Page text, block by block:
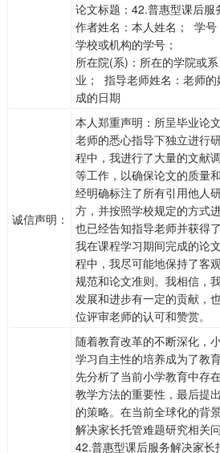
论文标题：42.普惠型课后
作者姓名：本人姓名； 学
学校或机构的学号；
所在院(系)：所在的学院或
业； 指导老师姓名：老师
成的日期
诚信声明：
本人郑重声明：所呈毕业论
老师的悉心指导下独立进行
程中，我进行了大量的文献
等工作，以确保论文的质量
经明确标注了所有引用他人
方，并按照学校规定的方式
也已经告知指导老师并获得
我在课程学习期间完成的论
程中，我尽可能地保持了客
规范和论文准则。我相信，
发展和进步有一定的贡献，
位评审老师的认可和赞赏。
随着教育改革的不断深化，
学习自主性的培养成为了教
先分析了当前小学教育中存
教学方法的重要性，最后提
的策略。在当前全球化的背
解决家长托管难题研究相关
42.普惠型课后服务解决家